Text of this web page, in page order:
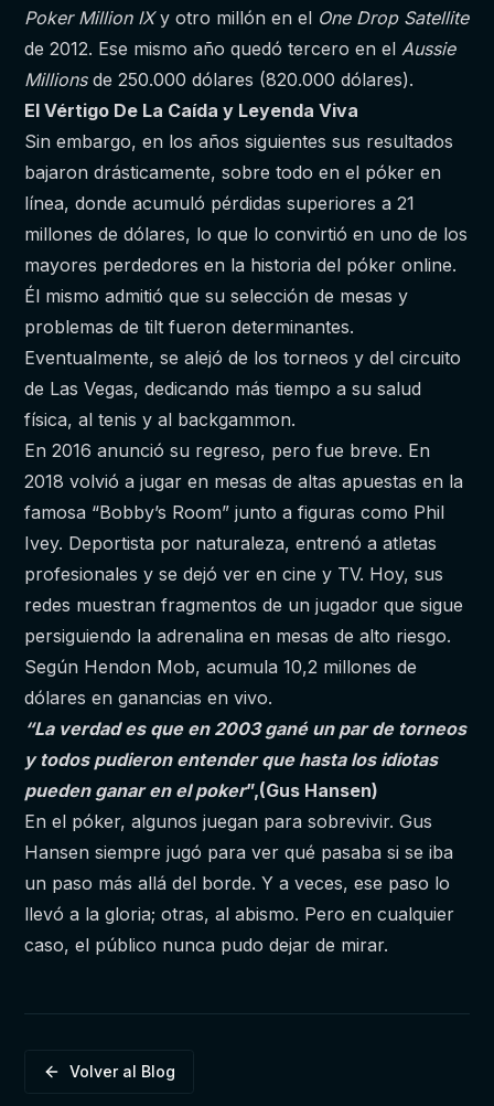
Poker Million IXy otro millón en el One Drop Satellite
de 2012. Ese mismo año quedó tercero en elAussie
Millionsde 250.000 dólares (820.000 dólares).
El Vértigo De La Caída y Leyenda Viva
Sin embargo, en los años siguientes sus resultados
bajaron drásticamente, sobre todo en el póker en
línea, donde acumuló pérdidas superiores a 21
millones de dólares, lo que lo convirtió en uno de los
mayores perdedores en la historia del póker online.
Él mismo admitió que su selección de mesas y
problemas de tilt fueron determinantes.
Eventualmente, se alejó de los torneos y del circuito
de Las Vegas, dedicando más tiempo a su salud
física, al tenis y al backgammon.
En 2016 anunció su regreso, pero fue breve. En
2018 volvió a jugar en mesas de altas apuestas en la
famosa “Bobby’s Room” junto a figuras como Phil
Ivey. Deportista por naturaleza, entrenó a atletas
profesionales y se dejó ver en cine y TV. Hoy, sus
redes muestran fragmentos de un jugador que sigue
persiguiendo la adrenalina en mesas de alto riesgo.
Según Hendon Mob, acumula 10,2 millones de
dólares en ganancias en vivo.
“La verdad es que en 2003 gané un par de torneos
y todos pudieron entender que hasta los idiotas
pueden ganar en el poker”,(Gus Hansen)
En el póker, algunos juegan para sobrevivir. Gus
Hansen siempre jugó para ver qué pasaba si se iba
un paso más allá del borde. Y a veces, ese paso lo
llevó a la gloria; otras, al abismo. Pero en cualquier
caso, el público nunca pudo dejar de mirar.
Volver al Blog